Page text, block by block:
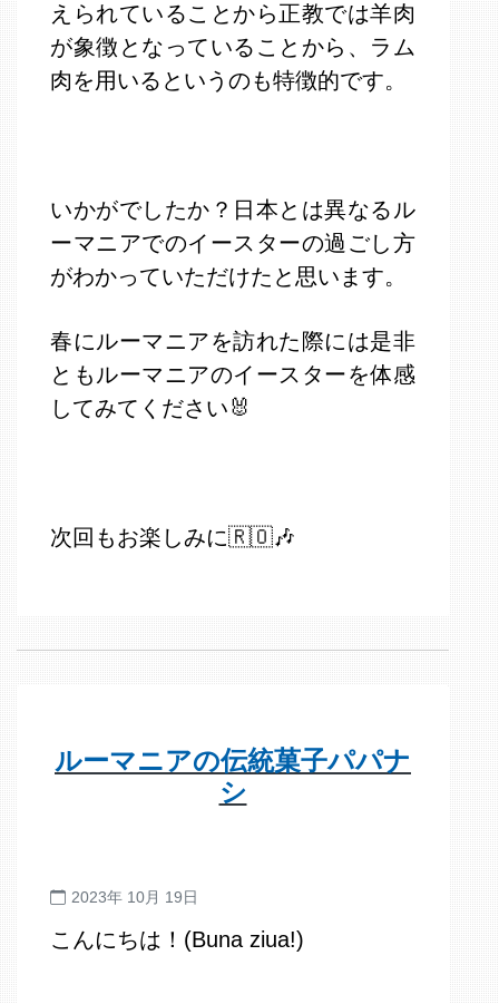
えられていることから正教では羊肉
が象徴となっていることから、ラム
肉を用いるというのも特徴的です。
いかがでしたか？日本とは異なるル
ーマニアでのイースターの過ごし方
がわかっていただけたと思います。
春にルーマニアを訪れた際には是非
ともルーマニアのイースターを体感
してみてください🐰
次回もお楽しみに🇷🇴🎶
ルーマニアの伝統菓子パパナ
シ
2023年 10月 19日
こんにちは！(Buna ziua!)